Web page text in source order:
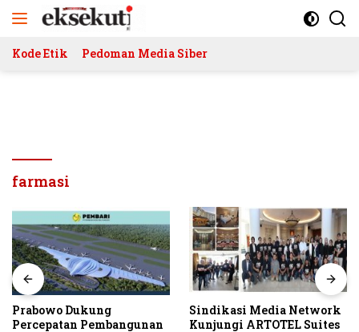
Kode Etik Pedoman Media Siber
farmasi
Prabowo Dukung
Percepatan Pembangunan
Sindikasi Media Network
Kunjungi ARTOTEL Suites